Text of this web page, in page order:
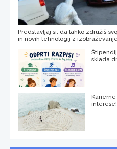
Predstavljaj si, da lahko združiš
in novih tehnologij z
sklada
interese!